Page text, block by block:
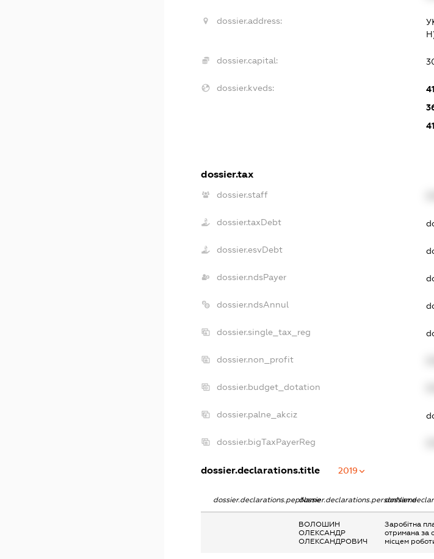
dossier.address:
dossier.capital:
dossier.kveds:
dossier.tax
dossier.staff
dossier.taxDebt
dossier.esvDebt
dossier.ndsPayer
dossier.ndsAnnul
dossier.single_tax_reg
dossier.non_profit
dossier.budget_dotation
dossier.palne_akciz
dossier.bigTaxPayerReg
dossier.declarations.title 2019
dossier.declarations.pepNamedossier.declarations.personName
ВОЛОШИН
ОЛЕКСАНДР
ОЛЕКСАНДРОВИЧ
Заробітна
отримана за
місцем